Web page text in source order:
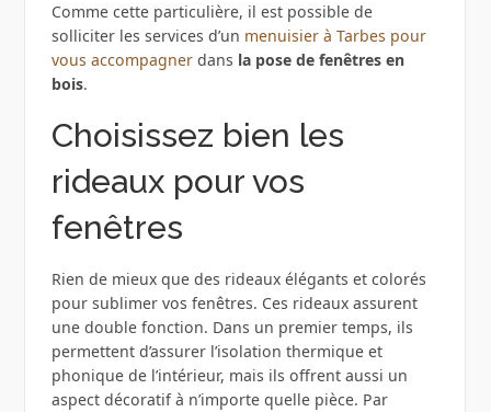
Comme cette particulière, il est possible de
solliciter les services d’un menuisier à Tarbes pour
vous accompagnerdans la pose de fenêtres en
bois.
Choisissez bien les
rideaux pour vos
fenêtres
Rien de mieux que des rideaux élégants et colorés
pour sublimer vos fenêtres. Ces rideaux assurent
une double fonction. Dans un premier temps, ils
permettent d’assurer l’isolation thermique et
phonique de l’intérieur, mais ils offrent aussi un
aspect décoratif à n’importe quelle pièce. Par